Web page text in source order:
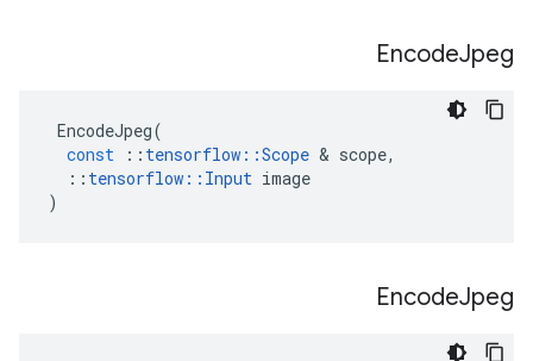
EncodeJpeg
EncodeJpeg(
const
:: tensorflow ::Scope & scope,
:: tensorflow :: Input image
)
EncodeJpeg